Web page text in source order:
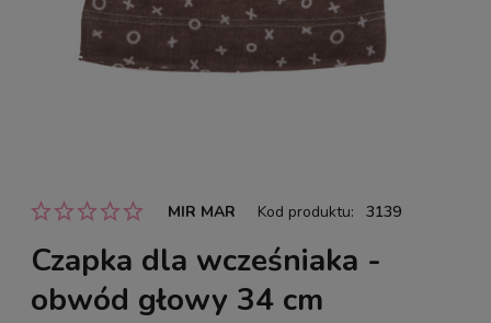
MIR MAR Kod produktu: 3139
Czapka dla wcześniaka -
obwód głowy 34 cm